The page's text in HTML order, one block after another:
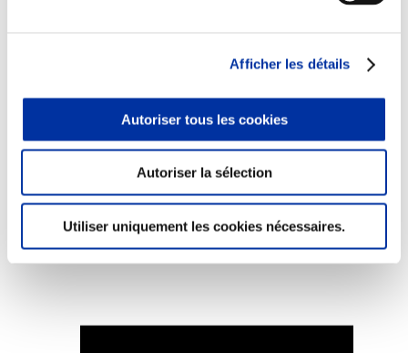
Afficher les détails
Autoriser tous les cookies
Autoriser la sélection
Utiliser uniquement les cookies nécessaires.
Abattoir
Partenaire Climat